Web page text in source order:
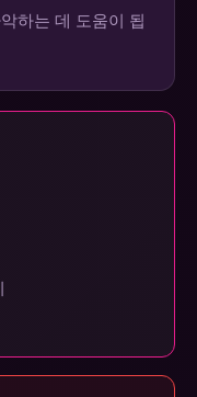
하는 데 도움이 됩